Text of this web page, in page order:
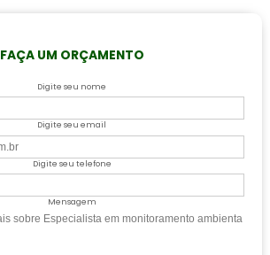
FAÇA UM ORÇAMENTO
Digite seu nome
Digite seu email
Digite seu telefone
Mensagem